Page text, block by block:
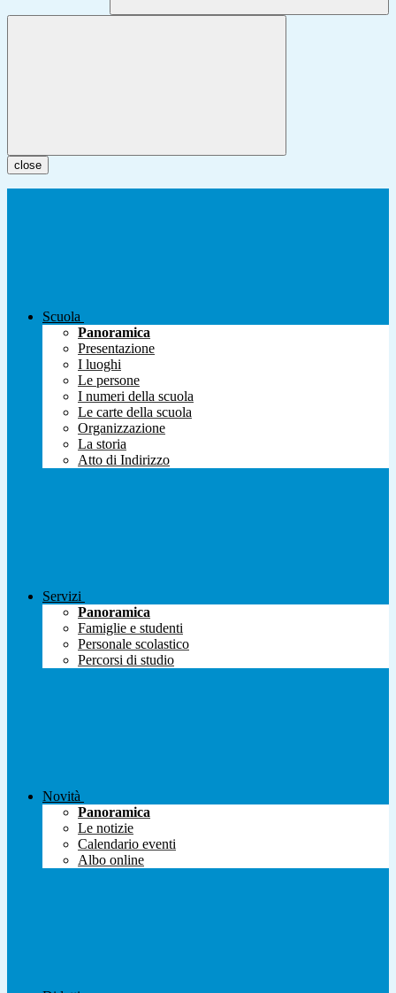
close
Scuola
Panoramica
Presentazione
I luoghi
Le persone
I numeri della scuola
Le carte della scuola
Organizzazione
La storia
Atto di Indirizzo
Servizi
Panoramica
Famiglie e studenti
Personale scolastico
Percorsi di studio
Novità
Panoramica
Le notizie
Calendario eventi
Albo online